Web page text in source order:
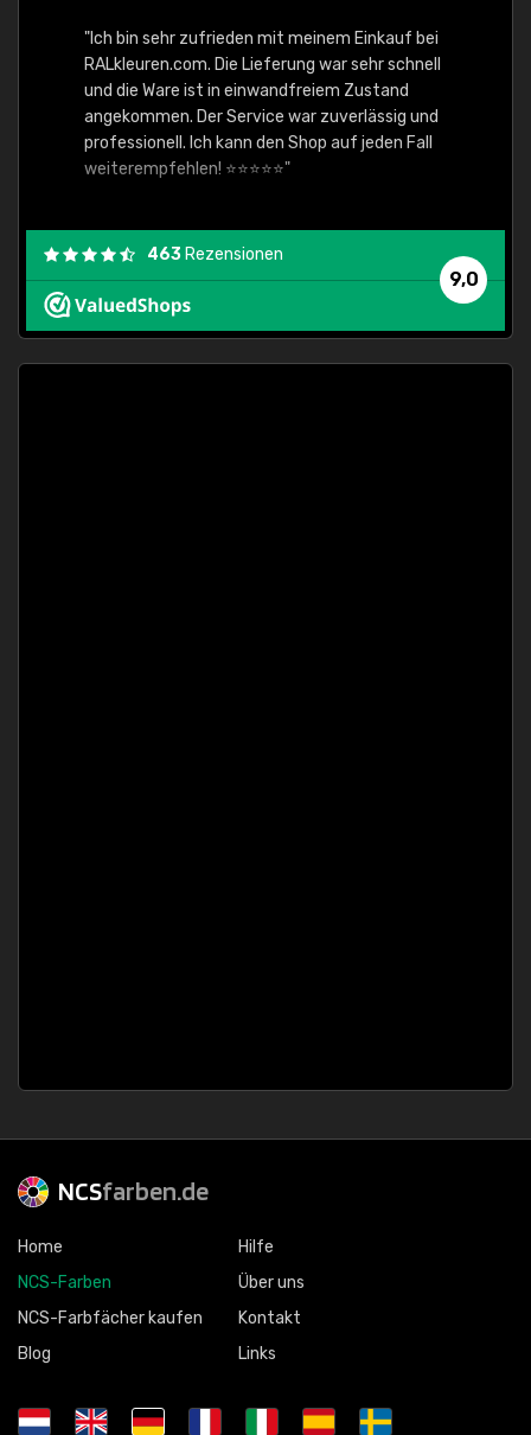
"Ich bin sehr zufrieden mit meinem Einkauf bei
RALkleuren.com. Die Lieferung war sehr schnell
und die Ware ist in einwandfreiem Zustand
angekommen. Der Service war zuverlässig und
professionell. Ich kann den Shop auf jeden Fall
weiterempfehlen! ⭐⭐⭐⭐⭐"
9,0
463 Rezensionen
NCSfarben.de
Home
NCS-Farben
NCS-Farbfächer kaufen
Blog
Hilfe
Über uns
Kontakt
Links